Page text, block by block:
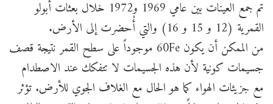
تم جمع العينات بين عامي 1969 و1972 خلال بعثات أبولو
القمرية (12 و 15 و 16) والتي أُحضرت إلى الأرض.
من الممكن أن يكون 60Fe موجوداً على سطح القمر نتيجة قصف
جسيمات كونية لأن هذه الجسيمات لا تتفكك عند الاصطدام
مع جزيئات الهواء كما هو الحال مع الغلاف الجوي للأرض. تؤثر